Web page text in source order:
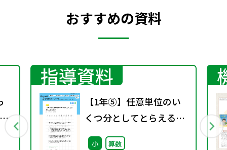
おすすめの資料
指導資料
【1年⑤】任意単位のい
くつ分としてとらえるこ
とのよさ
小 算数